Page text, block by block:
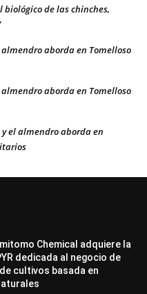
biológico de las chinches,
aborda en Tomelloso
aborda en Tomelloso
el almendro aborda en
Chemical adquiere la
dedicada al negocio de
cultivos basada en